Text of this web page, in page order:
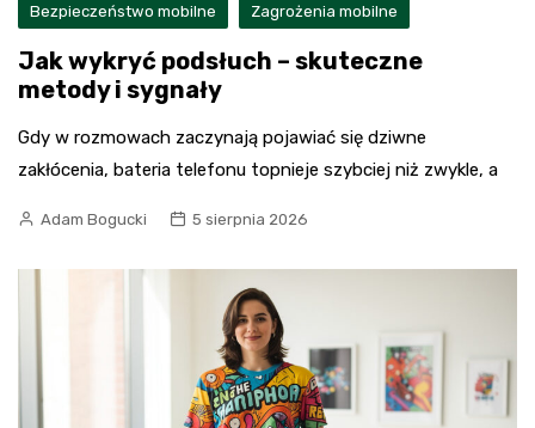
Bezpieczeństwo mobilne Zagrożenia mobilne
Jak wykryć podsłuch – skuteczne
metody i sygnały
Gdy w rozmowach zaczynają pojawiać się dziwne
zakłócenia, bateria telefonu topnieje szybciej niż zwykle, a
Adam Bogucki 5 sierpnia 2026